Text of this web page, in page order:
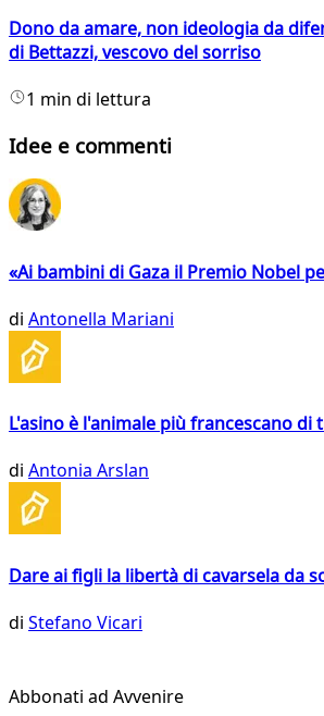
Dono da amare, non ideologia da
di Bettazzi, vescovo del sorriso
1 min di lettura
Idee e commenti
«Ai bambini di Gaza il Premio Nobel
di Antonella Mariani
L'asino è l'animale più francescano di
di Antonia Arslan
Dare ai figli la libertà di cavarsela da
di Stefano Vicari
Abbonati ad Avvenire